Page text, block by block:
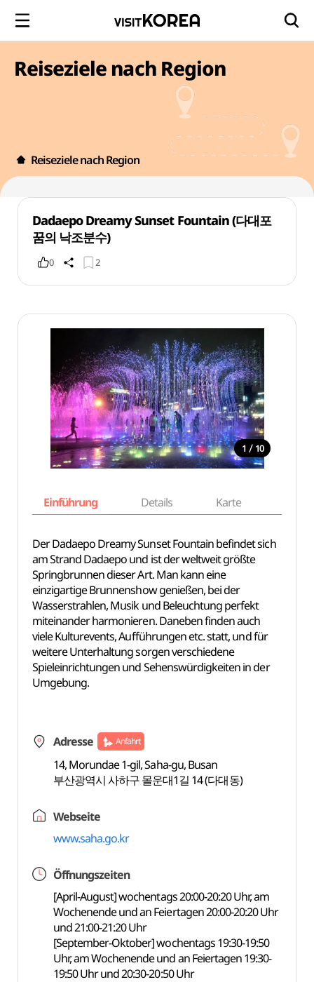
Reiseziele nach Region
Reiseziele nach Region
Dadaepo Dreamy Sunset Fountain (다대포
꿈의 낙조분수)
0 2
1 / 10
Einführung Details Karte
Der Dadaepo Dreamy Sunset Fountain befindet sich
am Strand Dadaepo und ist der weltweit größte
Springbrunnen dieser Art. Man kann eine
einzigartige Brunnenshow genießen, bei der
Wasserstrahlen, Musik und Beleuchtung perfekt
miteinander harmonieren. Daneben finden auch
viele Kulturevents, Aufführungen etc. statt, und für
weitere Unterhaltung sorgen verschiedene
Spieleinrichtungen und Sehenswürdigkeiten in der
Umgebung.
Adresse Anfahrt
14, Morundae 1-gil, Saha-gu, Busan
부산광역시 사하구 몰운대1길 14 (다대동)
Webseite
www.saha.go.kr
Öffnungszeiten
[April-August] wochentags 20:00-20:20 Uhr, am
Wochenende und an Feiertagen 20:00-20:20 Uhr
und 21:00-21:20 Uhr
[September-Oktober] wochentags 19:30-19:50
Uhr, am Wochenende und an Feiertagen 19:30-
19:50 Uhr und 20:30-20:50 Uhr